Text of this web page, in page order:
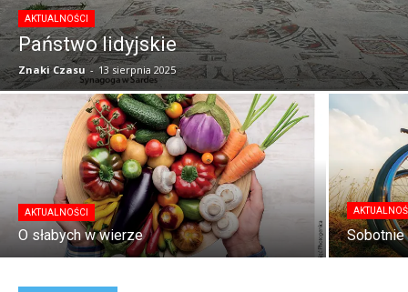
AKTUALNOŚCI
Państwo lidyjskie
Znaki Czasu - 13 sierpnia 2025
AKTUALNOŚCI
O słabych w wierze